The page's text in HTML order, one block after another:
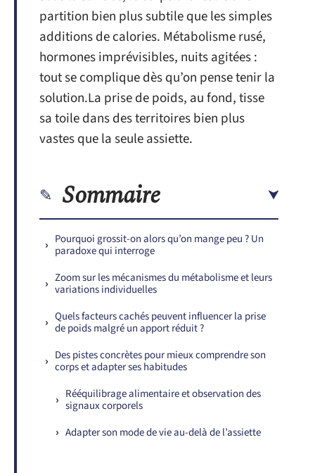
partition bien plus subtile que les simples
additions de calories. Métabolisme rusé,
hormones imprévisibles, nuits agitées :
tout se complique dès qu’on pense tenir la
solution.La prise de poids, au fond, tisse
sa toile dans des territoires bien plus
vastes que la seule assiette.
Sommaire
Pourquoi grossit-on alors qu’on mange peu ? Un
paradoxe qui interroge
Zoom sur les mécanismes du métabolisme et leurs
variations individuelles
Quels facteurs cachés peuvent influencer la prise
de poids malgré un apport réduit ?
Des pistes concrètes pour mieux comprendre son
corps et adapter ses habitudes
Rééquilibrage alimentaire et observation des
signaux corporels
Adapter son mode de vie au-delà de l’assiette